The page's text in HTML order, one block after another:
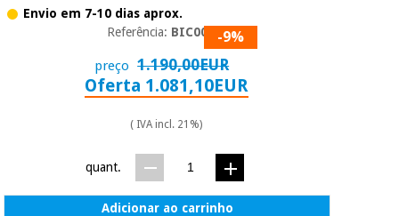
Envio em 7-10 dias aprox.
Referência: BIC002 -9%
preço 1.190,00EUR
Oferta 1.081,10EUR
( IVA incl. 21%)
quant.
Adicionar ao carrinho